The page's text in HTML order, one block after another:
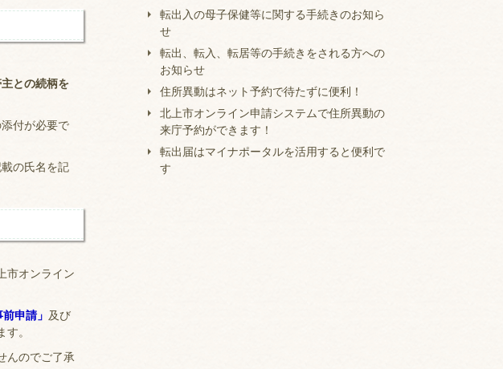
との続柄を
付が必要で
の氏名を記
市オンライン
前申請」 及び
。
んのでご了承
転出入の母子保健等に関する手続きのお知ら
せ
転出、転入、転居等の手続きをされる方への
お知らせ
住所異動はネット予約で待たずに便利！
北上市オンライン申請システムで住所異動の
来庁予約ができます！
転出届はマイナポータルを活用すると便利で
す